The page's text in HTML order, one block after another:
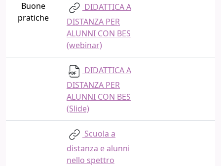
Buone
pratiche
DIDATTICA A
DISTANZA PER
ALUNNI CON BES
(webinar)
DIDATTICA A
DISTANZA PER
ALUNNI CON BES
(Slide)
Scuola a
distanza e alunni
nello spettro